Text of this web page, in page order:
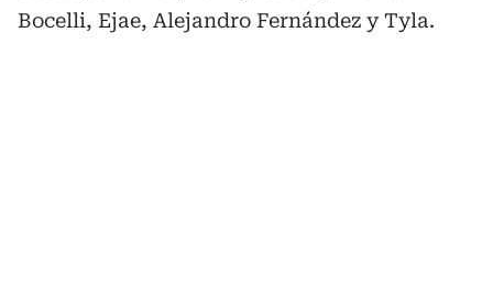
Bocelli, Ejae, Alejandro Fernández y Tyla.